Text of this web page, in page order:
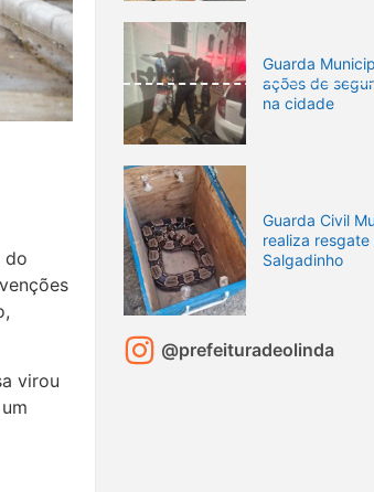
do
virou
Guarda
ações de
na cidade
Guarda Civil
realiza resgate
Salgadinho
@prefeituradeolinda